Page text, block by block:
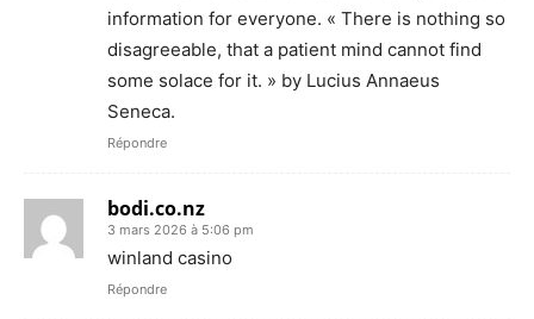
information for everyone. « There is nothing so
disagreeable, that a patient mind cannot find
some solace for it. » by Lucius Annaeus
Seneca.
Répondre
bodi.co.nz
3 mars 2026 à 5:06 pm
winland casino
Répondre